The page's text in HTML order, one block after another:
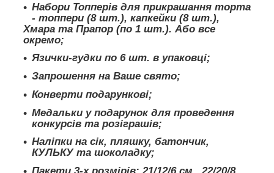
Набори Топперів для прикрашання торта
- топпери (8 шт.), капкейки (8 шт.),
Хмара та Прапор (по 1 шт.). Або все
окремо;
Язички-гудки по 6 шт. в упаковці;
Запрошення на Ваше свято;
Конверти подарункові;
Медальки у подарунок для проведення
конкурсів та розіграшів;
Наліпки на сік, пляшку, батончик,
КУЛЬКУ та шоколадку;